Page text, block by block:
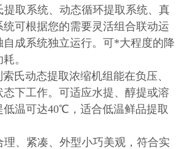
提取系统、动态循环提取系统、真
统可根据您的需要灵活组合联动运
自成系统独立运行。可*大程度的降
。
索氏动态提取浓缩机组能在负压、
态下工作。可适应水提、醇提或溶
低温可达40℃，适合低温鲜品提取
理、紧凑、外型小巧美观，符合实